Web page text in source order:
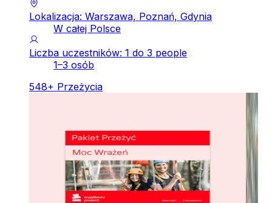
Lokalizacja: Warszawa, Poznań, Gdynia
W całej Polsce
Liczba uczestników: 1 do 3 people
1–3 osób
548+ Przeżycia